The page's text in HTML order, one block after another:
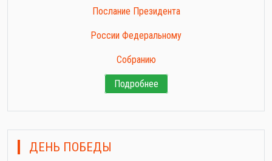
Послание Президента
России Федеральному
Собранию
Подробнее
ДЕНЬ ПОБЕДЫ